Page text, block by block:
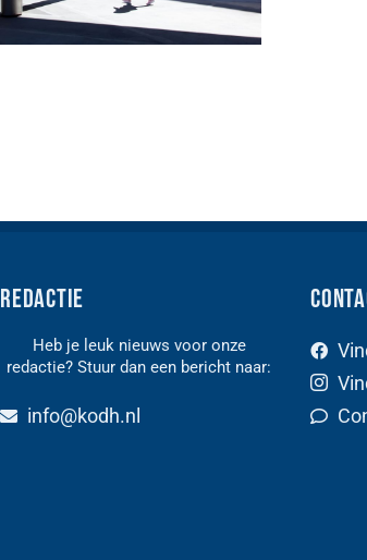
Redactie
Heb je leuk nieuws voor onze
redactie? Stuur dan een bericht naar:
info@kodh.nl